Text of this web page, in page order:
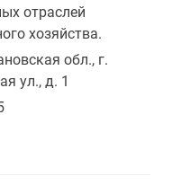
отраслей
хозяйства.
обл., г.
ул., д. 1